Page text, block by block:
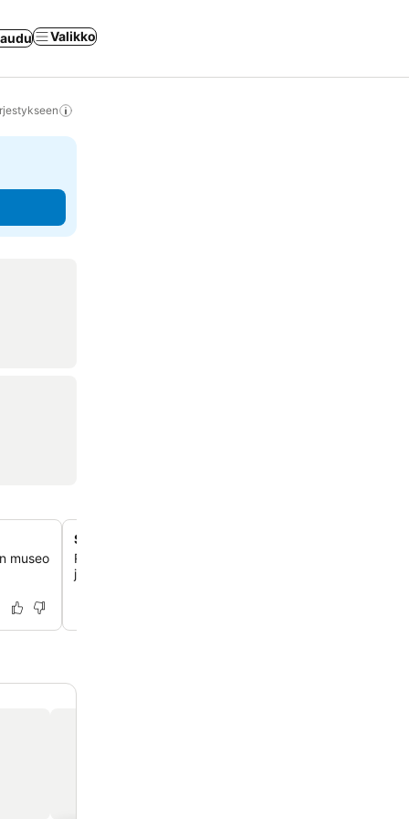
Valikko
museo
Sisä- ja ulkouima-altaat
Rentoudu ja virkisty sisä- ja kausiluonteisen ulkouima-
jota täydentää sauna täydelliseen rentoutumiseen.